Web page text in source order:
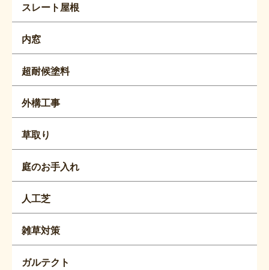
スレート屋根
内窓
超耐候塗料
外構工事
草取り
庭のお手入れ
人工芝
雑草対策
ガルテクト